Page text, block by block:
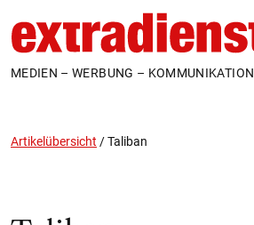
MEDIEN – WERBUNG – KOMMUNIKATION
Artikelübersicht /Taliban